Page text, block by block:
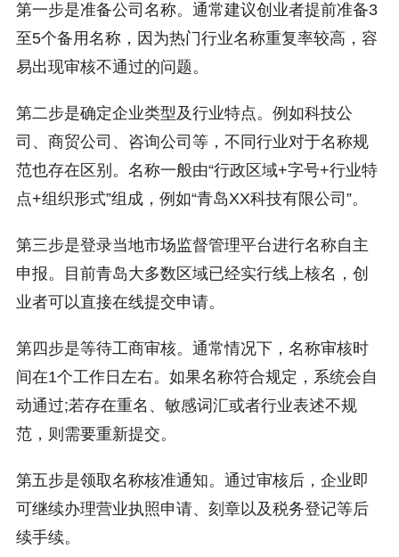
第一步是准备公司名称。通常建议创业者提前准备3
至5个备用名称，因为热门行业名称重复率较高，容
易出现审核不通过的问题。
第二步是确定企业类型及行业特点。例如科技公
司、商贸公司、咨询公司等，不同行业对于名称规
范也存在区别。名称一般由“行政区域+字号+行业特
点+组织形式”组成，例如“青岛XX科技有限公司”。
第三步是登录当地市场监督管理平台进行名称自主
申报。目前青岛大多数区域已经实行线上核名，创
业者可以直接在线提交申请。
第四步是等待工商审核。通常情况下，名称审核时
间在1个工作日左右。如果名称符合规定，系统会自
动通过;若存在重名、敏感词汇或者行业表述不规
范，则需要重新提交。
第五步是领取名称核准通知。通过审核后，企业即
可继续办理营业执照申请、刻章以及税务登记等后
续手续。